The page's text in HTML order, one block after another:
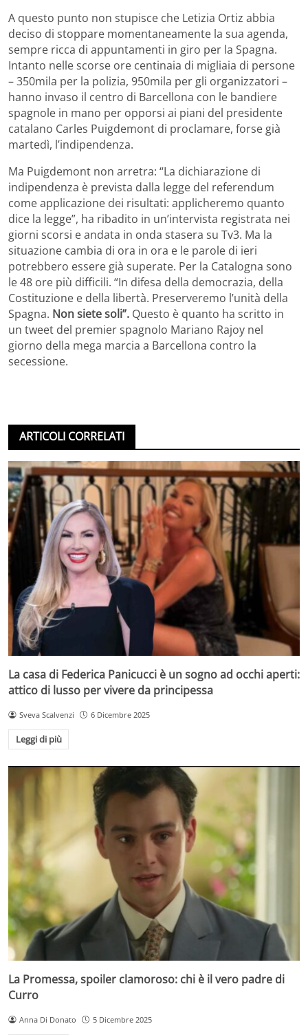
A questo punto non stupisce che Letizia Ortiz abbia
deciso di stoppare momentaneamente la sua agenda,
sempre ricca di appuntamenti in giro per la Spagna.
Intanto nelle scorse ore centinaia di migliaia di persone
– 350mila per la polizia, 950mila per gli organizzatori –
hanno invaso il centro di Barcellona con le bandiere
spagnole in mano per opporsi ai piani del presidente
catalano Carles Puigdemont di proclamare, forse già
martedì, l’indipendenza.
Ma Puigdemont non arretra: “La dichiarazione di
indipendenza è prevista dalla legge del referendum
come applicazione dei risultati: applicheremo quanto
dice la legge”, ha ribadito in un’intervista registrata nei
giorni scorsi e andata in onda stasera su Tv3. Ma la
situazione cambia di ora in ora e le parole di ieri
potrebbero essere già superate. Per la Catalogna sono
le 48 ore più difficili. “In difesa della democrazia, della
Costituzione e della libertà. Preserveremo l’unità della
Spagna. Non siete soli”. Questo è quanto ha scritto in
un tweet del premier spagnolo Mariano Rajoy nel
giorno della mega marcia a Barcellona contro la
secessione.
ARTICOLI CORRELATI
La casa di Federica Panicucci è un sogno ad occhi aperti:
attico di lusso per vivere da principessa
Sveva Scalvenzi 6 Dicembre 2025
Leggi di più
La Promessa, spoiler clamoroso: chi è il vero padre di
Curro
Anna Di Donato 5 Dicembre 2025